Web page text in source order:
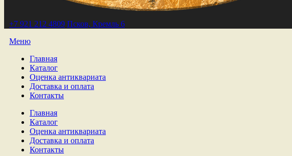
+7 921 212 4809 Псков, Кремль 6
Меню
Главная
Каталог
Оценка антиквариата
Доставка и оплата
Контакты
Главная
Каталог
Оценка антиквариата
Доставка и оплата
Контакты